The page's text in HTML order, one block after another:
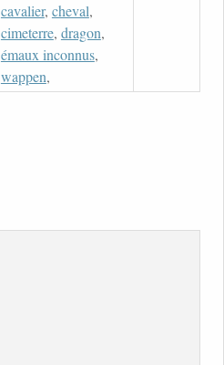
cavalier, cheval,
cimeterre, dragon,
émaux inconnus,
wappen,